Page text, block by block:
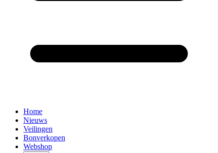
Home
Nieuws
Veilingen
Bonverkopen
Webshop